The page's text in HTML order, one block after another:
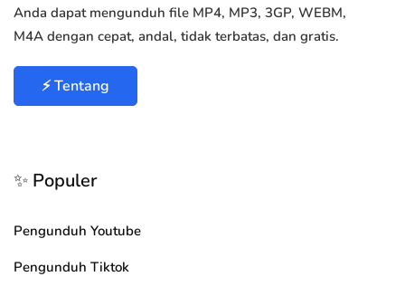
Anda dapat mengunduh file MP4, MP3, 3GP, WEBM,
M4A dengan cepat, andal, tidak terbatas, dan gratis.
⚡ Tentang
✨ Populer
Pengunduh Youtube
Pengunduh Tiktok